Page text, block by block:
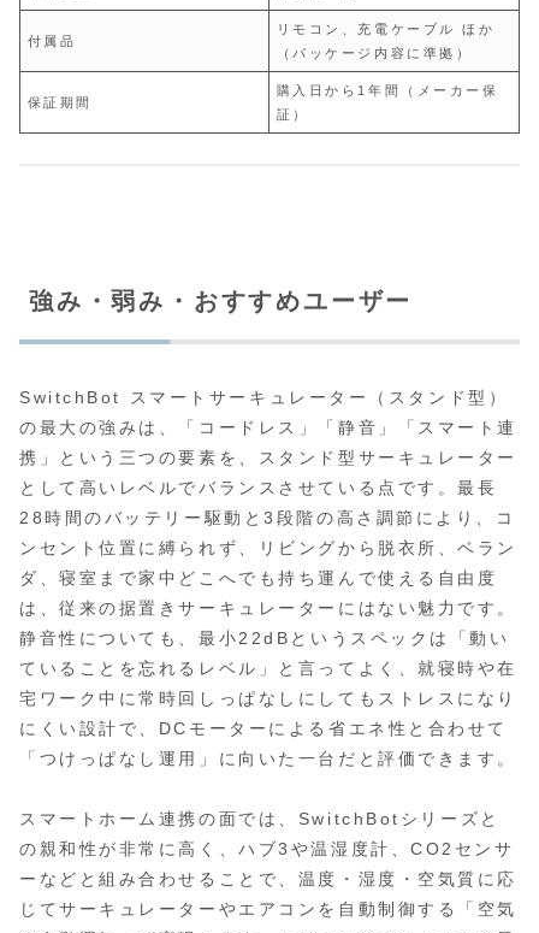
付属品
リモコン、充電ケーブル ほか
（パッケージ内容に準拠）
保証期間
購入日から1年間（メーカー保
証）
強み・弱み・おすすめユーザー
SwitchBot スマートサーキュレーター（スタンド型）
の最大の強みは、「コードレス」「静音」「スマート連
携」という三つの要素を、スタンド型サーキュレーター
として高いレベルでバランスさせている点です。最長
28時間のバッテリー駆動と3段階の高さ調節により、コ
ンセント位置に縛られず、リビングから脱衣所、ベラン
ダ、寝室まで家中どこへでも持ち運んで使える自由度
は、従来の据置きサーキュレーターにはない魅力です。
静音性についても、最小22dBというスペックは「動い
ていることを忘れるレベル」と言ってよく、就寝時や在
宅ワーク中に常時回しっぱなしにしてもストレスになり
にくい設計で、DCモーターによる省エネ性と合わせて
「つけっぱなし運用」に向いた一台だと評価できます。
スマートホーム連携の面では、SwitchBotシリーズと
の親和性が非常に高く、ハブ3や温湿度計、CO2センサ
ーなどと組み合わせることで、温度・湿度・空気質に応
じてサーキュレーターやエアコンを自動制御する「空気